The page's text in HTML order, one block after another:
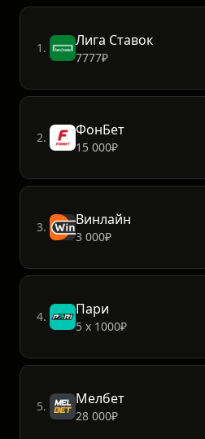
1. Лига Ставок
7777₽
2. ФонБет
15 000₽
3. Винлайн
3 000₽
4. Пари
5 х 1000₽
5. Мелбет
28 000₽